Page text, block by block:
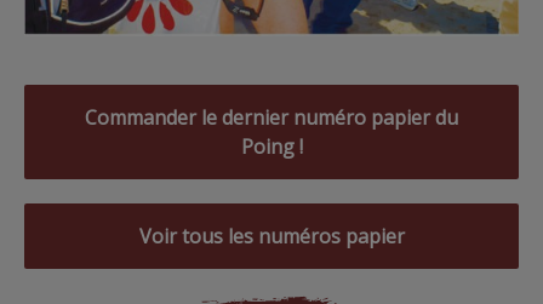
Commander le dernier numéro papier du
Poing !
Voir tous les numéros papier